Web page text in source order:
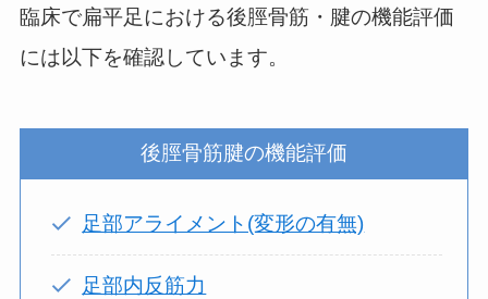
臨床で扁平足における後脛骨筋・腱の機能評価
には以下を確認しています。
後脛骨筋腱の機能評価
足部アライメント(変形の有無)
足部内反筋力